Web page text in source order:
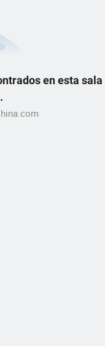
en esta sala